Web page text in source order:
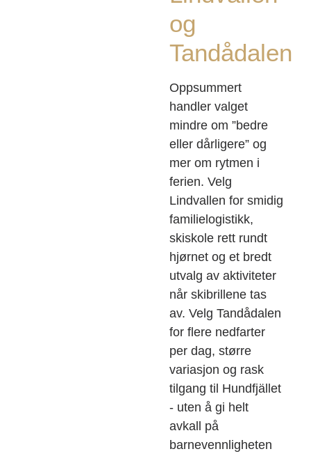
og
Tandådalen
Oppsummert
handler valget
mindre om ”bedre
eller dårligere” og
mer om rytmen i
ferien. Velg
Lindvallen for smidig
familielogistikk,
skiskole rett rundt
hjørnet og et bredt
utvalg av aktiviteter
når skibrillene tas
av. Velg Tandådalen
for flere nedfarter
per dag, større
variasjon og rask
tilgang til Hundfjället
- uten å gi helt
avkall på
barnevennligheten